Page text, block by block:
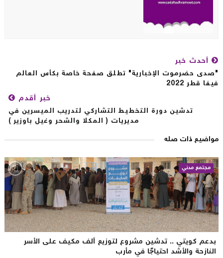
أحدث خبر
حضرموت الإخبارية" تطلق صفحة خاصة بكأس العالم
قطر 2022
خبر أقدم
تدشين دورة التخطيط التشاركي لتدريب الميسرين في
مديريات ( المكلا والشحر وغيل باوزير )
ذات صله
مجتمع مدني
كويتي .. تدشين مشروع لتوزيع ألف مكيف على الأسر
والأشد احتياجًا في مأرب